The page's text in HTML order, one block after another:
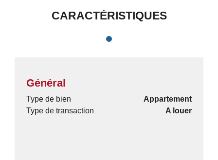
CARACTÉRISTIQUES
Général
Type de bien
Appartement
Type de transaction
A louer